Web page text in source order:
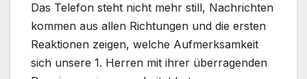
Das Telefon steht nicht mehr still, Nachrichten
kommen aus allen Richtungen und die ersten
Reaktionen zeigen, welche Aufmerksamkeit
sich unsere 1. Herren mit ihrer überragenden